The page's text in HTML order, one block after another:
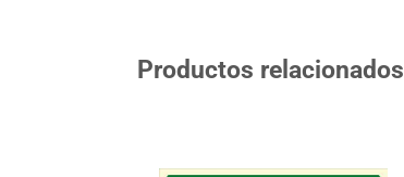
Productos relacionados